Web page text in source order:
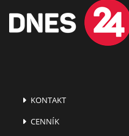
KONTAKT
CENNÍK